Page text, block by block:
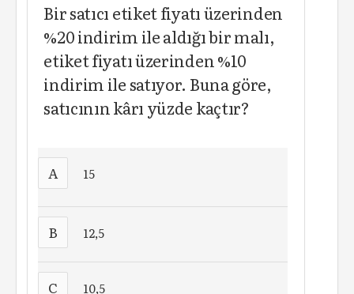
Bir satıcı etiket fiyatı üzerinden
%20 indirim ile aldığı bir malı,
etiket fiyatı üzerinden %10
indirim ile satıyor. Buna göre,
satıcının kârı yüzde kaçtır?
A 15
B 12,5
C 10,5